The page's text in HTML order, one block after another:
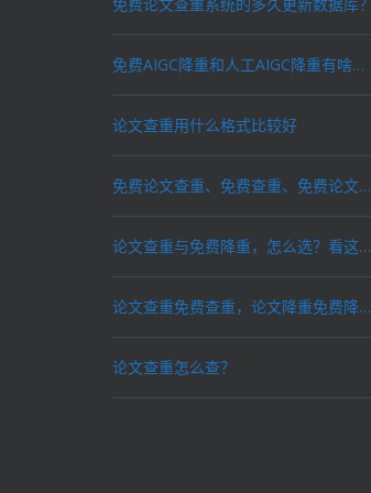
免费AIGC降重和人工AIGC降重有啥区别？
论文查重用什么格式比较好
免费论文查重、免费查重、免费论文降重、免费降重、智能降重、一键降重、降低AIGC写作率、AI写论文，这些名词你了解吗？
论文查重与免费降重，怎么选？看这里就对了！
论文查重免费查重，论文降重免费降重，机器降重，人工降重，降低AIGC写作率，ai写论文，都要选论文狗和paperdog以及文思慧达！
论文查重怎么查？